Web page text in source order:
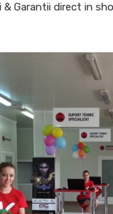
Garantii direct in